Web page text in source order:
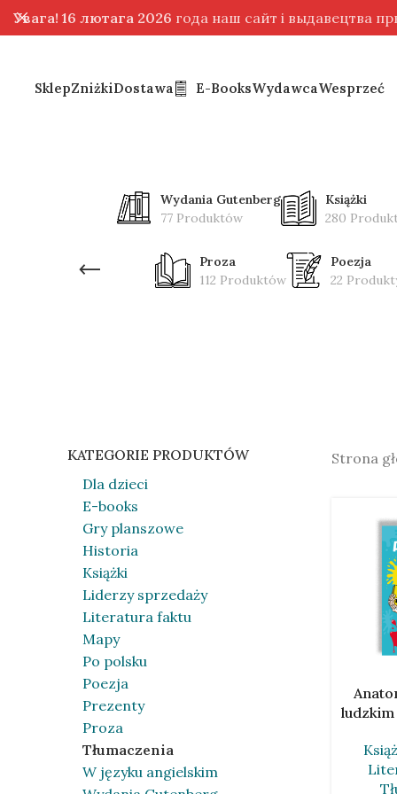
SklepZniżkiDostawa E-BooksWydawcaWesprzeć
Wydania Gutenberg
77 Produktów
Książki
280
Proza
112 Produktów
Poezja
22
KATEGORIE PRODUKTÓW
Dla dzieci
E-books
Gry planszowe
Historia
Książki
Liderzy sprzedaży
Literatura faktu
Mapy
Po polsku
Poezja
Prezenty
Proza
Tłumaczenia
W języku angielskim
Strona
DODAJ
ludzkim
Увага! 16 лютага 2026 года наш сайт і выдавецтва